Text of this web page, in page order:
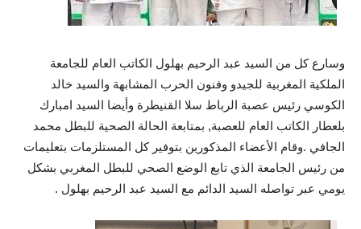
وسارع كل من السيد عبد الرحيم بهلول الكاتب العام للجامعة
الملكية المغربية للجيدو وفنون الحرب المشابهة والسيد خالد
الكوسي رئيس عصبة الرباط سلا القنيطرة وأيضا السيد امبارك
بلعطار الكاتب العام للعصبة, بمتابعة الحالة الصحية للبطل محمد
الجافي .وقام الأعضاء المذكورين بتوفير كل المستلزمات بتعليمات
من رئيس الجامعة الذي تابع الوضع الصحي للبطل المغربي بشكل
يومي عبر تواصله السيد الدائم مع السيد عبد الرحيم بهلول .